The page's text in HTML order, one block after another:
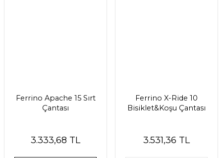
Ferrino Apache 15 Sırt
Çantası
3.333,68 TL
Ferrino X-Ride 10
Bisiklet&Koşu Çantası
3.531,36 TL